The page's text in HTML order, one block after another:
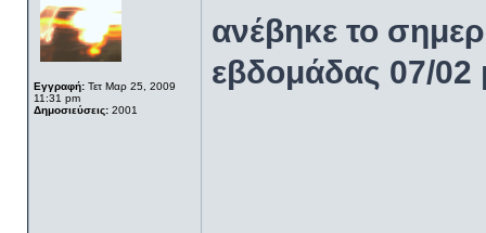
Εγγραφή: Τετ Μαρ 25, 2009
11:31 pm
Δημοσιεύσεις: 2001
ανέβηκε το
εβδομάδας 07/02